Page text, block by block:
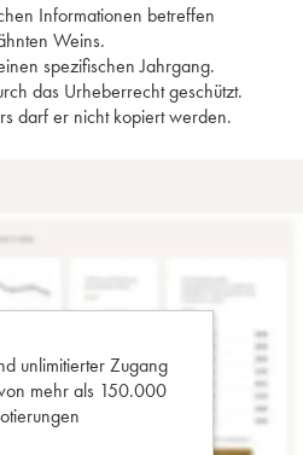
Informationen betreffen
Weins.
spezifischen Jahrgang.
das Urheberrecht geschützt.
darf er nicht kopiert werden.
unlimitierter Zugang
mehr als 150.000